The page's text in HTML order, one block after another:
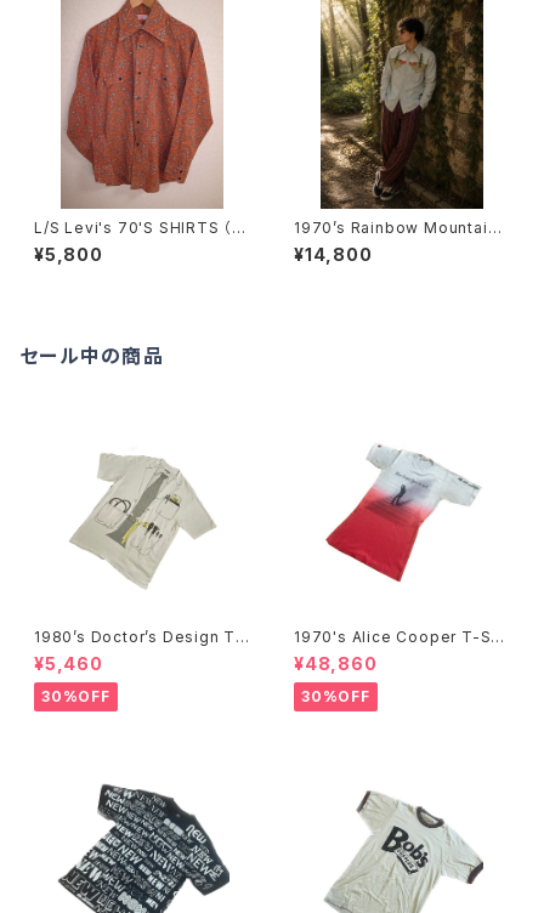
L/S Levi's 70'S SHIRTS （M
ADE IN U.S.A.）
¥5,800
1970’s Rainbow Mountain
Embroidered Shirt Jacket
-1970年代 刺繍入りシャツジャ
¥14,800
セール中の商品
1980’s Doctor’s Design Tr
ompe-l'œil T-Shirts -1980
年代 騙し絵Tシャツ-
¥5,460
30%OFF
1970's Alice Cooper T-Shi
rts -1970年代 アリス・クーパ
ーTシャツ-
¥48,860
30%OFF